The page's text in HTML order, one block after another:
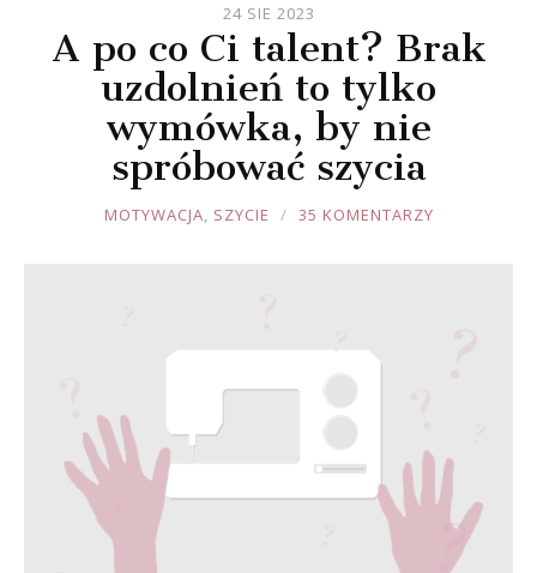
24 SIE 2023
A po co Ci talent? Brak
uzdolnień to tylko
wymówka, by nie
spróbować szycia
JOULE
MOTYWACJA, SZYCIE 35 KOMENTARZY